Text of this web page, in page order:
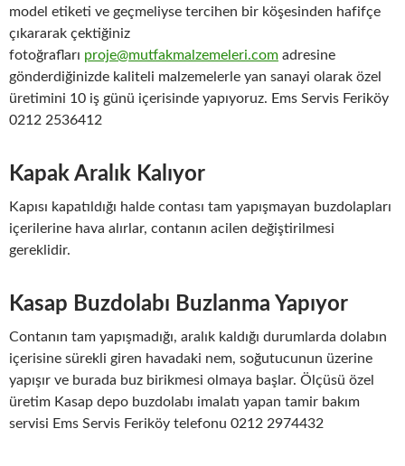
model etiketi ve geçmeliyse tercihen bir köşesinden hafifçe
çıkararak çektiğiniz
fotoğrafları proje@mutfakmalzemeleri.com adresine
gönderdiğinizde kaliteli malzemelerle yan sanayi olarak özel
üretimini 10 iş günü içerisinde yapıyoruz. Ems Servis Feriköy
0212 2536412
Kapak Aralık Kalıyor
Kapısı kapatıldığı halde contası tam yapışmayan buzdolapları
içerilerine hava alırlar, contanın acilen değiştirilmesi
gereklidir.
Kasap Buzdolabı Buzlanma Yapıyor
Contanın tam yapışmadığı, aralık kaldığı durumlarda dolabın
içerisine sürekli giren havadaki nem, soğutucunun üzerine
yapışır ve burada buz birikmesi olmaya başlar. Ölçüsü özel
üretim Kasap depo buzdolabı imalatı yapan tamir bakım
servisi Ems Servis Feriköy telefonu 0212 2974432